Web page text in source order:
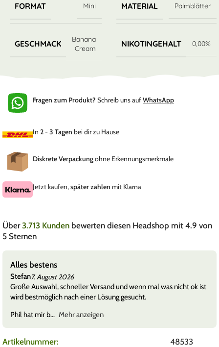
FORMAT Mini MATERIAL Palmblätter
GESCHMACK
Banana
Cream
NIKOTINGEHALT 0,00%
Fragen zum Produkt? Schreib uns aufWhatsApp
In 2 - 3 Tagen bei dir zu Hause
Diskrete Verpackungohne Erkennungsmerkmale
Jetzt kaufen,später zahlen mit Klarna
Über3.713 Kunden bewerten diesen Headshop mit 4.9 von
5 Sternen
Alles bestens
Stefan7. August 2026
Große Auswahl, schneller Versand und wenn mal was nicht ok ist
wird bestmöglich nach einer Lösung gesucht.
Phil hat mir b
Mehr anzeigen
Artikelnummer: 48533